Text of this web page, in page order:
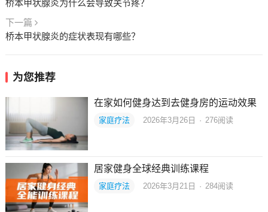
桥本甲状腺炎为什么会导致关节疼？
下一篇
桥本甲状腺炎的症状表现有哪些？
为您推荐
在家如何健身达到去健身房的运动效果
家庭疗法 2026年3月26日 · 276阅读
居家健身全球经典训练课程
家庭疗法 2026年3月21日 · 284阅读